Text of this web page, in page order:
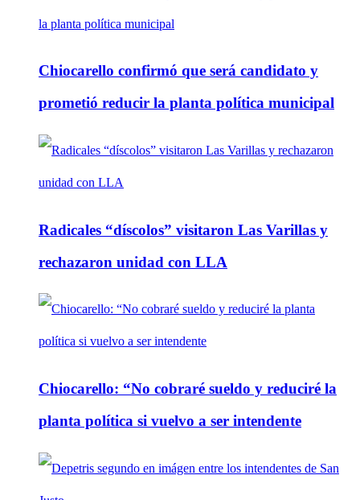
Chiocarello confirmó que será candidato y
prometió reducir la planta política municipal
Radicales “díscolos” visitaron Las Varillas y
rechazaron unidad con LLA
Chiocarello: “No cobraré sueldo y reduciré la
planta política si vuelvo a ser intendente